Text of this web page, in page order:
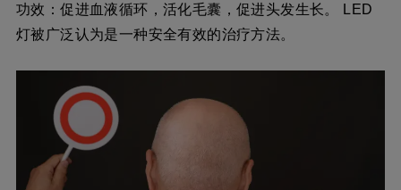
功效：促进血液循环，活化毛囊，促进头发生长。 LED
灯被广泛认为是一种安全有效的治疗方法。